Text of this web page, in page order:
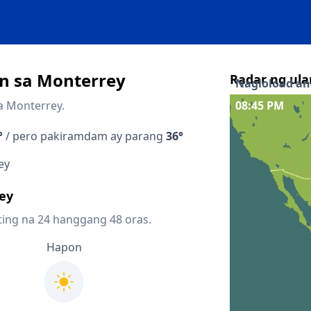
sa Monterrey
Monterrey.
/ pero pakiramdam ay parang 36°
na 24 hanggang 48 oras.
Hapon
Radar ng
Nagloload
08:45 PM
Interaktibong
Quicklinks
Forecast sa
Forecast sa
Radar ng